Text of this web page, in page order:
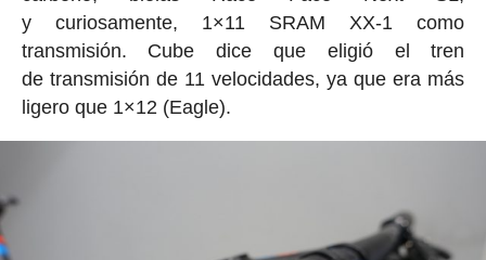
y curiosamente, 1×11 SRAM XX-1 como
transmisión. Cube dice que eligió el tren
de transmisión de 11 velocidades, ya que era más
ligero que 1×12 (Eagle).